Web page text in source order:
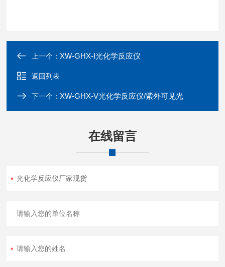
上一个：XW-GHX-I光化学反应仪
返回列表
下一个：XW-GHX-V光化学反应仪/紫外可见光
在线留言